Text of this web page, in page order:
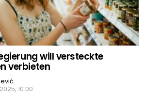
will versteckte
verbieten
10:00